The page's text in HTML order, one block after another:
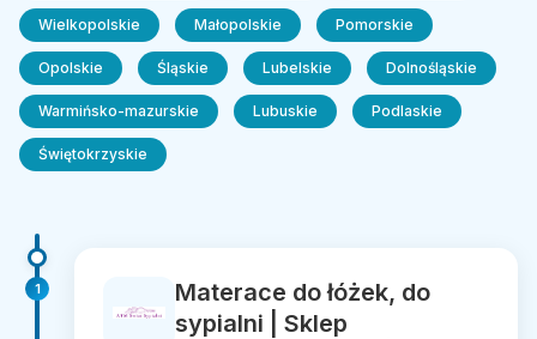
Wielkopolskie Małopolskie Pomorskie
Opolskie Śląskie Lubelskie Dolnośląskie
Warmińsko-mazurskie Lubuskie Podlaskie
Świętokrzyskie
1
Materace do łóżek, do
sypialni | Sklep